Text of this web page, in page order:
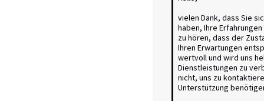
vielen Dank, dass Sie
haben, Ihre
zu hören, dass der
Ihren Erwartungen
wertvoll und wird uns
Dienstleistungen zu
nicht, uns zu
Unterstützung